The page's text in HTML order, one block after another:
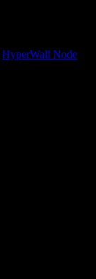
HyperWall Node